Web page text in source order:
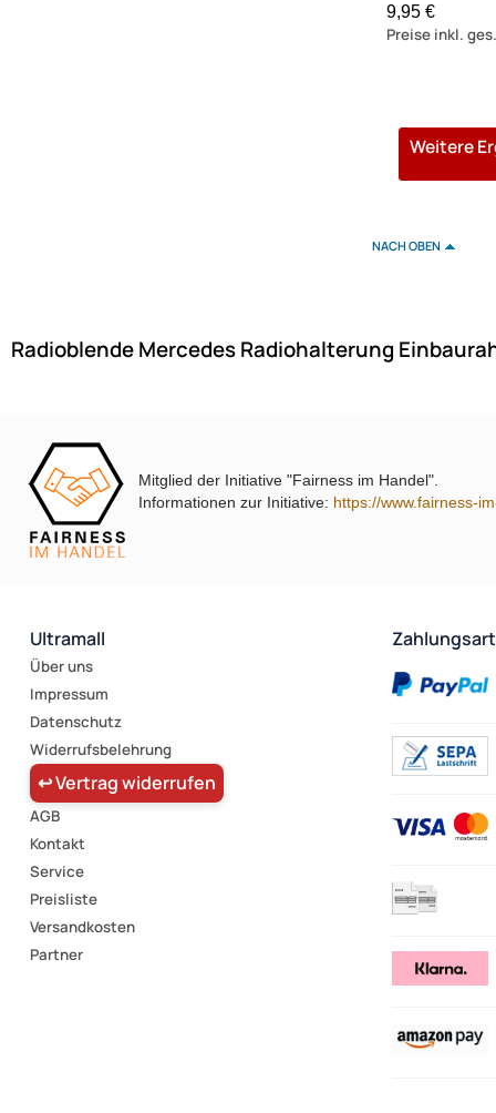
9,95 €
Preise inkl.
Weitere
NACH OBEN
Radioblende Mercedes Radiohalterung
Mitglied der Initiative "Fairness im Handel".
Informationen zur Initiative: https://www.fairness-
Ultramall
Über uns
Impressum
Datenschutz
Widerrufsbelehrung
↩ Vertrag widerrufen
AGB
Kontakt
Service
Preisliste
Versandkosten
Partner